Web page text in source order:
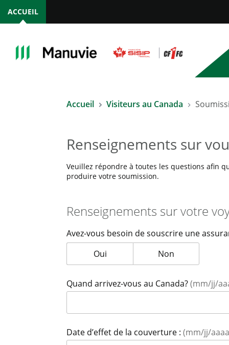
ACCUEIL
Accueil Visiteurs au Canada
Renseignements sur
Veuillez répondre à toutes les questions afin
produire votre soumission.
Renseignements sur votre
Avez-vous besoin de souscrire une
Avez-vous besoin de souscrire
Oui Avez-vous besoin
Non
Quand arrivez-vous au Canada?(mm/jj/
Date d’effet de la couverture :(mm/jj/